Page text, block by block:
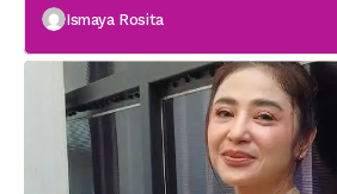
Ismaya Rosita